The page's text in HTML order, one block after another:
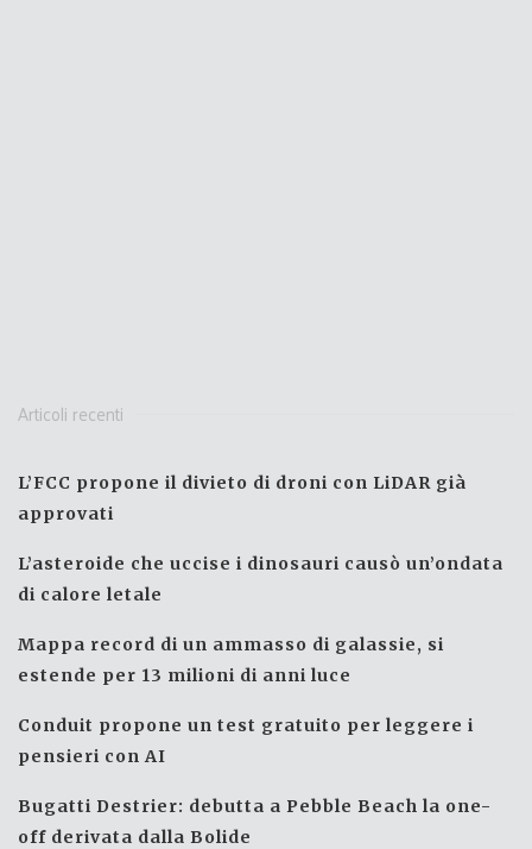
Articoli recenti
L’FCC propone il divieto di droni con LiDAR già
approvati
L’asteroide che uccise i dinosauri causò un’ondata
di calore letale
Mappa record di un ammasso di galassie, si
estende per 13 milioni di anni luce
Conduit propone un test gratuito per leggere i
pensieri con AI
Bugatti Destrier: debutta a Pebble Beach la one-
off derivata dalla Bolide